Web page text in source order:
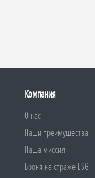
Компания
О нас
Наши преимущества
Наша миссия
Броня на страже ESG